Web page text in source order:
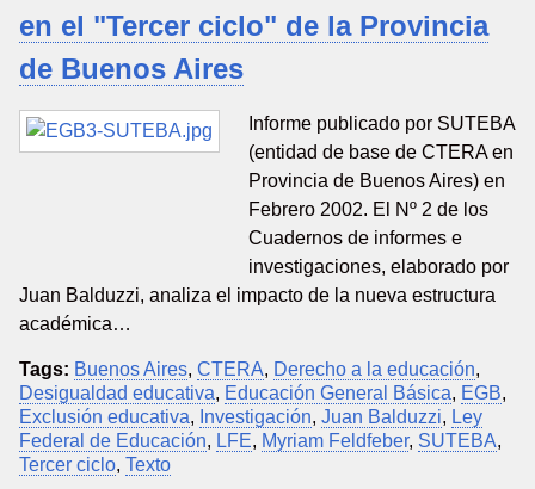
en el "Tercer ciclo" de la Provincia
de Buenos Aires
Informe publicado por SUTEBA
(entidad de base de CTERA en
Provincia de Buenos Aires) en
Febrero 2002. El Nº 2 de los
Cuadernos de informes e
investigaciones, elaborado por
Juan Balduzzi, analiza el impacto de la nueva estructura
académica…
Tags: Buenos Aires, CTERA, Derecho a la educación,
Desigualdad educativa, Educación General Básica, EGB,
Exclusión educativa, Investigación, Juan Balduzzi, Ley
Federal de Educación, LFE, Myriam Feldfeber, SUTEBA,
Tercer ciclo, Texto